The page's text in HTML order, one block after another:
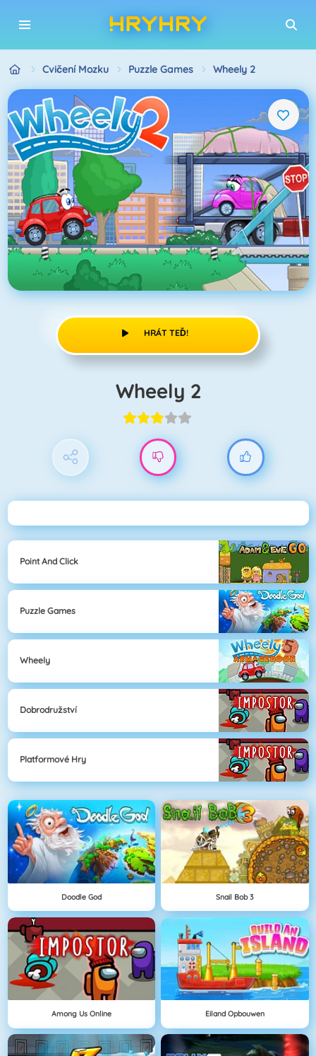
Cvičení Mozku Puzzle Games Wheely 2
HRÁT TEĎ!
Wheely 2
Point And Click
Puzzle Games
Wheely
Dobrodružství
Platformové Hry
Doodle God Snail Bob 3
Among Us Online Eiland Opbouwen